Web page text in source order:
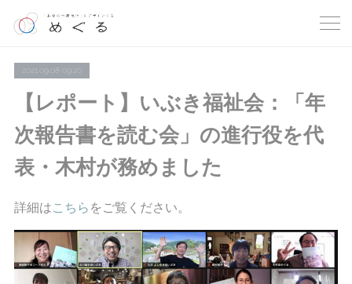
2021.09.08 09:20
【レポート】いぶき福祉会：「年
次報告書を読む会」の進行役を代
表・木村が務めました
詳細はこちらをご覧ください。